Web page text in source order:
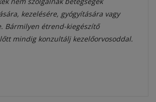
kezelésére, gyógyítására vagy
Bármilyen étrend-kiegészítő
mindig konzultálj kezelőorvosoddal.